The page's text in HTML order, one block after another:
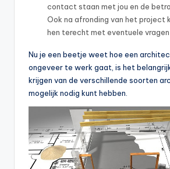
contact staan met jou en de
Ook na afronding van het project
hen terecht met eventuele vragen
Nu je een beetje weet hoe een
ongeveer te werk gaat, is het
krijgen van de verschillende soorten
mogelijk nodig kunt hebben.